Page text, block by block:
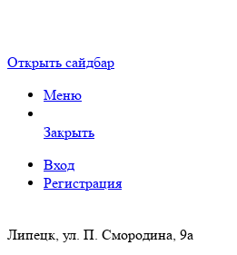
Открыть сайдбар
Меню
Закрыть
Вход
Регистрация
Липецк, ул. П. Смородина, 9а